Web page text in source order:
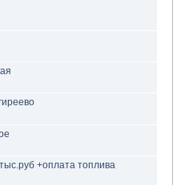
+оплата топлива